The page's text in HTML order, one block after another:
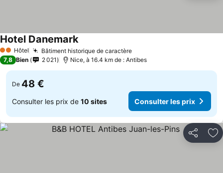
2 Étoiles
Hôtel Bâtiment historique de caractèreConsulter les prix
Hotel DanemarkConsulter les prix
7,8 Bien 2 021 Nice, à 16.4 km de : Antibes
De 48 €
Consulter les prix de 10 sites Consulter les prix
Partager